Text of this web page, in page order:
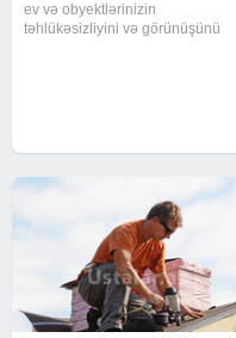
ev və obyektlərinizin
təhlükəsizliyini və görünüşünü